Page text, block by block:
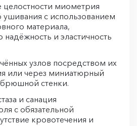
целостности миометрия
ушивания с использованием
материала,
и эластичность
узлов посредством их
или через миниатюрный
стенки.
и санация
с обязательной
кровотечения и